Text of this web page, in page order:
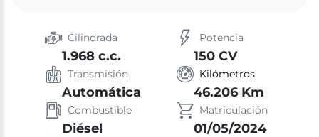
Cilindrada
1.968 c.c.
Potencia
150 CV
Transmisión
Automática
Kilómetros
46.206 Km
Combustible
Diésel
Matriculación
01/05/2024